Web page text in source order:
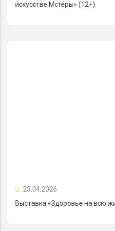
искусстве Мстёры» (12+)
23.04.2026
Выставка «Здоровье на всю